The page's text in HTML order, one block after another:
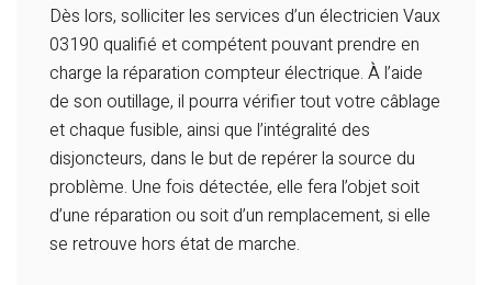
Dès lors, solliciter les services d’un électricien Vaux
03190 qualifié et compétent pouvant prendre en
charge la réparation compteur électrique. À l’aide
de son outillage, il pourra vérifier tout votre câblage
et chaque fusible, ainsi que l’intégralité des
disjoncteurs, dans le but de repérer la source du
problème. Une fois détectée, elle fera l’objet soit
d’une réparation ou soit d’un remplacement, si elle
se retrouve hors état de marche.